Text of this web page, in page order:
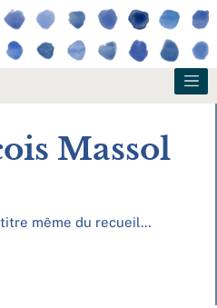
Massol
même du recueil…